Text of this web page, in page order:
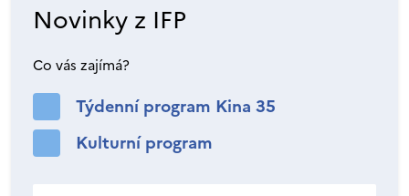
Novinky z IFP
Co vás zajímá?
Týdenní program Kina 35
Kulturní program